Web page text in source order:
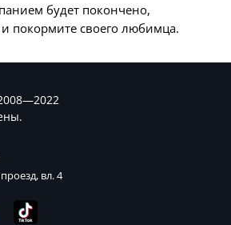
будет покончено,
покормите своего любимца.
вл. 4